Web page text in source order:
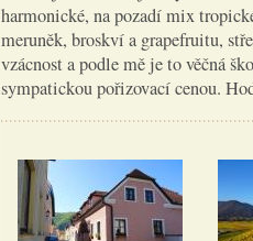
harmonické, na pozadí mix
meruněk, broskví a grapefruitu,
vzácnost a podle mě je to věčná
sympatickou pořizovací cenou.